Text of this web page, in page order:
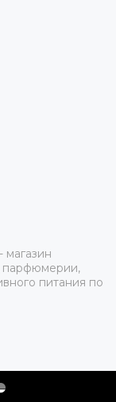
магазин
парфюмерии,
питания по